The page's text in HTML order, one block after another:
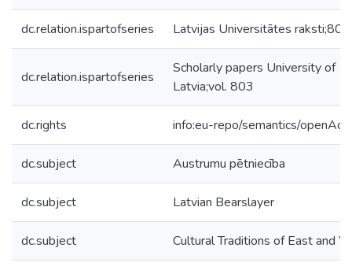
dc.relation.ispartofseries Latvijas Universitātes
dc.relation.ispartofseries
Scholarly papers University of
Latvia;vol. 803
dc.rights info:eu-repo/semantics/
dc.subject Austrumu pētniecība
dc.subject Latvian Bearslayer
dc.subject Cultural Traditions of East and